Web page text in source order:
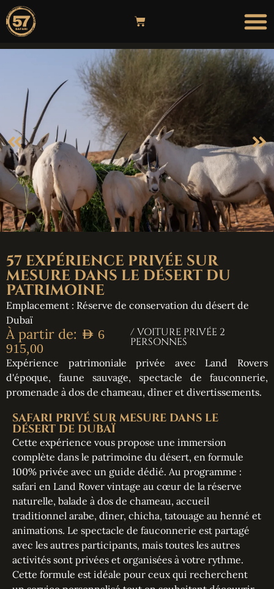
57 EXPÉRIENCE PRIVÉE SUR
MESURE DANS LE DÉSERT DU
PATRIMOINE
Emplacement : Réserve de conservation du désert de
Dubaï
À partir de: AED 6
915,00
/ VOITURE PRIVÉE 2
PERSONNES
Expérience patrimoniale privée avec Land Rovers
d'époque, faune sauvage, spectacle de fauconnerie,
promenade à dos de chameau, dîner et divertissements.
SAFARI PRIVÉ SUR MESURE DANS LE
DÉSERT DE DUBAÏ
Cette expérience vous propose une immersion
complète dans le patrimoine du désert, en formule
100% privée avec un guide dédié. Au programme :
safari en Land Rover vintage au cœur de la réserve
naturelle, balade à dos de chameau, accueil
traditionnel arabe, dîner, chicha, tatouage au henné et
animations. Le spectacle de fauconnerie est partagé
avec les autres participants, mais toutes les autres
activités sont privées et organisées à votre rythme.
Cette formule est idéale pour ceux qui recherchent